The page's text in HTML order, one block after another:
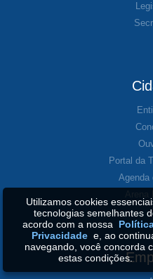
Portal da
Agenda
Utilizamos cookies
tecnologias semelhantes
acordo com a nossa
Privacidadee, ao
navegando, você concorda
estas condições.